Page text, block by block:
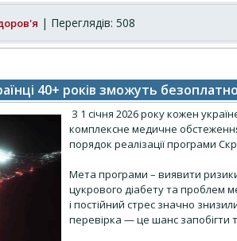
| Переглядів: 508
40+ років зможуть
З 1 січня 2026 року кожен
комплексне медичне
порядок реалізації програми
Мета програми – виявити
цукрового діабету та проблем
і постійний стрес значно
перевірка — це шанс запобігти